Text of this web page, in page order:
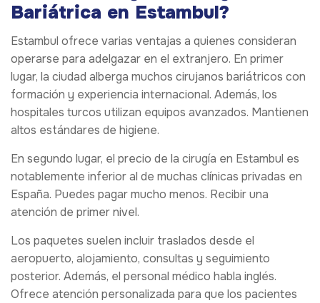
Bariátrica en Estambul?
Estambul ofrece varias ventajas a quienes consideran
operarse para adelgazar en el extranjero. En primer
lugar, la ciudad alberga muchos cirujanos bariátricos con
formación y experiencia internacional. Además, los
hospitales turcos utilizan equipos avanzados. Mantienen
altos estándares de higiene.
En segundo lugar, el precio de la cirugía en Estambul es
notablemente inferior al de muchas clínicas privadas en
España. Puedes pagar mucho menos. Recibir una
atención de primer nivel.
Los paquetes suelen incluir traslados desde el
aeropuerto, alojamiento, consultas y seguimiento
posterior. Además, el personal médico habla inglés.
Ofrece atención personalizada para que los pacientes